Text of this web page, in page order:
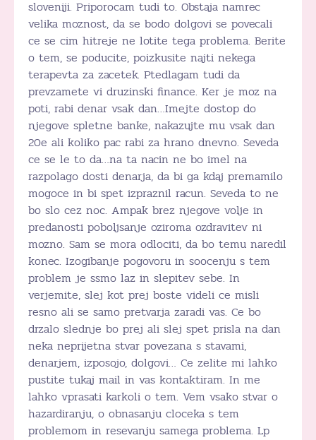
sloveniji. Priporocam tudi to. Obstaja namrec
velika moznost, da se bodo dolgovi se povecali
ce se cim hitreje ne lotite tega problema. Berite
o tem, se poducite, poizkusite najti nekega
terapevta za zacetek. Ptedlagam tudi da
prevzamete vi druzinski finance. Ker je moz na
poti, rabi denar vsak dan…Imejte dostop do
njegove spletne banke, nakazujte mu vsak dan
20e ali koliko pac rabi za hrano dnevno. Seveda
ce se le to da…na ta nacin ne bo imel na
razpolago dosti denarja, da bi ga kdaj premamilo
mogoce in bi spet izpraznil racun. Seveda to ne
bo slo cez noc. Ampak brez njegove volje in
predanosti poboljsanje oziroma ozdravitev ni
mozno. Sam se mora odlociti, da bo temu naredil
konec. Izogibanje pogovoru in soocenju s tem
problem je ssmo laz in slepitev sebe. In
verjemite, slej kot prej boste videli ce misli
resno ali se samo pretvarja zaradi vas. Ce bo
drzalo slednje bo prej ali slej spet prisla na dan
neka neprijetna stvar povezana s stavami,
denarjem, izposojo, dolgovi… Ce zelite mi lahko
pustite tukaj mail in vas kontaktiram. In me
lahko vprasati karkoli o tem. Vem vsako stvar o
hazardiranju, o obnasanju cloceka s tem
problemom in resevanju samega problema. Lp